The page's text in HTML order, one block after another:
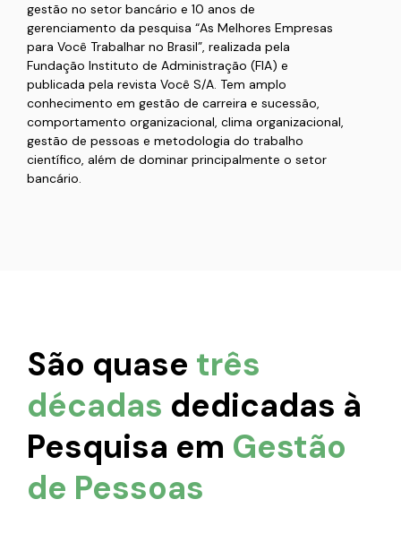
gestão no setor bancário e 10 anos de
gerenciamento da pesquisa “As Melhores Empresas
para Você Trabalhar no Brasil”, realizada pela
Fundação Instituto de Administração (FIA) e
publicada pela revista Você S/A. Tem amplo
conhecimento em gestão de carreira e sucessão,
comportamento organizacional, clima organizacional,
gestão de pessoas e metodologia do trabalho
científico, além de dominar principalmente o setor
bancário.
São quase três
décadas dedicadas à
Pesquisa em Gestão
de Pessoas